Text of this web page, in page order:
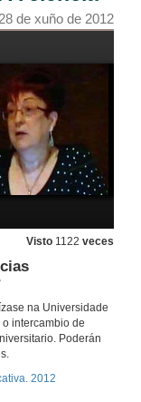
28 de xuño de 2012
Visto 1122 veces
na Universidade
intercambio de
Poderán
2012
R. Sotomayor